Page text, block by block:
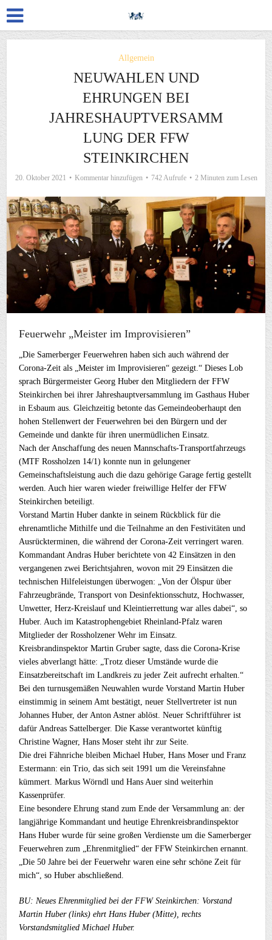
Allgemein
NEUWAHLEN UND
EHRUNGEN BEI
JAHRESHAUPTVERSAMM
LUNG DER FFW
STEINKIRCHEN
20. Oktober 2021 Kommentar hinzufügen 742 Aufrufe 2 Minuten zum Lesen
Feuerwehr „Meister im Improvisieren”
„Die Samerberger Feuerwehren haben sich auch während der
Corona-Zeit als „Meister im Improvisieren“ gezeigt.“ Dieses Lob
sprach Bürgermeister Georg Huber den Mitgliedern der FFW
Steinkirchen bei ihrer Jahreshauptversammlung im Gasthaus Huber
in Esbaum aus. Gleichzeitig betonte das Gemeindeoberhaupt den
hohen Stellenwert der Feuerwehren bei den Bürgern und der
Gemeinde und dankte für ihren unermüdlichen Einsatz.
Nach der Anschaffung des neuen Mannschafts-Transportfahrzeugs
(MTF Rossholzen 14/1) konnte nun in gelungener
Gemeinschaftsleistung auch die dazu gehörige Garage fertig gestellt
werden. Auch hier waren wieder freiwillige Helfer der FFW
Steinkirchen beteiligt.
Vorstand Martin Huber dankte in seinem Rückblick für die
ehrenamtliche Mithilfe und die Teilnahme an den Festivitäten und
Ausrückterminen, die während der Corona-Zeit verringert waren.
Kommandant Andras Huber berichtete von 42 Einsätzen in den
vergangenen zwei Berichtsjahren, wovon mit 29 Einsätzen die
technischen Hilfeleistungen überwogen: „Von der Ölspur über
Fahrzeugbrände, Transport von Desinfektionsschutz, Hochwasser,
Unwetter, Herz-Kreislauf und Kleintierrettung war alles dabei“, so
Huber. Auch im Katastrophengebiet Rheinland-Pfalz waren
Mitglieder der Rossholzener Wehr im Einsatz.
Kreisbrandinspektor Martin Gruber sagte, dass die Corona-Krise
vieles abverlangt hätte: „Trotz dieser Umstände wurde die
Einsatzbereitschaft im Landkreis zu jeder Zeit aufrecht erhalten.“
Bei den turnusgemäßen Neuwahlen wurde Vorstand Martin Huber
einstimmig in seinem Amt bestätigt, neuer Stellvertreter ist nun
Johannes Huber, der Anton Astner ablöst. Neuer Schriftführer ist
dafür Andreas Sattelberger. Die Kasse verantwortet künftig
Christine Wagner, Hans Moser steht ihr zur Seite.
Die drei Fähnriche bleiben Michael Huber, Hans Moser und Franz
Estermann: ein Trio, das sich seit 1991 um die Vereinsfahne
kümmert. Markus Wörndl und Hans Auer sind weiterhin
Kassenprüfer.
Eine besondere Ehrung stand zum Ende der Versammlung an: der
langjährige Kommandant und heutige Ehrenkreisbrandinspektor
Hans Huber wurde für seine großen Verdienste um die Samerberger
Feuerwehren zum „Ehrenmitglied“ der FFW Steinkirchen ernannt.
„Die 50 Jahre bei der Feuerwehr waren eine sehr schöne Zeit für
mich“, so Huber abschließend.
BU: Neues Ehrenmitglied bei der FFW Steinkirchen: Vorstand
Martin Huber (links) ehrt Hans Huber (Mitte), rechts
Vorstandsmitglied Michael Huber.